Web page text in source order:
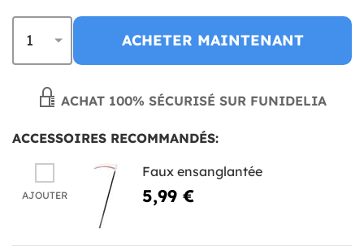
ACHETER MAINTENANT
ACHAT 100% SÉCURISÉ SUR FUNIDELIA
ACCESSOIRES RECOMMANDÉS:
AJOUTER
Faux ensanglantée
5,99 €